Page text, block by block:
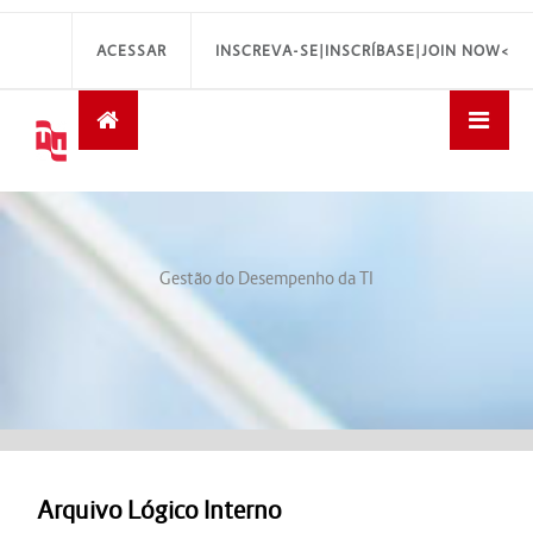
INSCREVA-SE|INSCRÍBASE|JOIN NOW<
ACESSAR
Gestão do Desempenho da TI
Arquivo Lógico Interno